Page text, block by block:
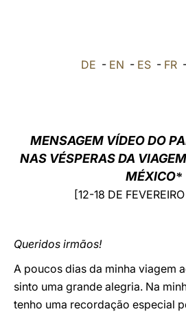
DE - EN - ES - FR
MENSAGEM VÍDEO DO
NAS VÉSPERAS DA
MÉXICO*
[12-18 DE
Queridos irmãos!
A poucos dias da minha viagem
sinto uma grande alegria. Na
tenho uma recordação especial